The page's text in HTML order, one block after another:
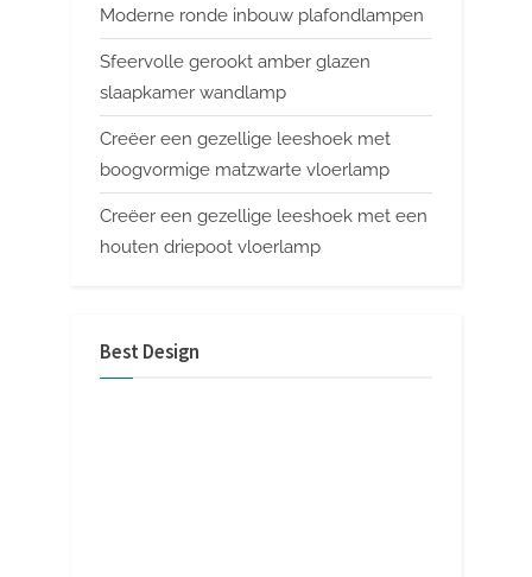
Moderne ronde inbouw plafondlampen
Sfeervolle gerookt amber glazen
slaapkamer wandlamp
Creëer een gezellige leeshoek met
boogvormige matzwarte vloerlamp
Creëer een gezellige leeshoek met een
houten driepoot vloerlamp
Best Design